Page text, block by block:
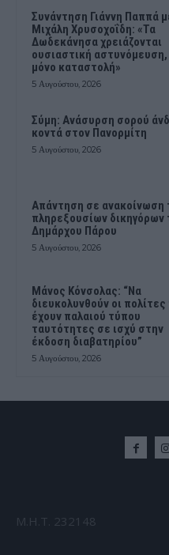
Συνάντηση Γιάννη Παππά
Μιχάλη Χρυσοχοΐδη: «Τα
Δωδεκάνησα χρειάζονται
ουσιαστική αστυνόμευση,
μόνο καταστολή»
5 Αυγούστου, 2026
Σύμη: Ανάσυρση σορού
κοντά στον Πανορμίτη
5 Αυγούστου, 2026
Απάντηση σε ανακοίνωση
πληρεξουσίων δικηγόρων
Δημάρχου Πάρου
5 Αυγούστου, 2026
Μάνος Κόνσολας: “Να
διευκολυνθούν οι
έχουν παλαιού τύπου
ταυτότητες σε ισχύ στην
έκδοση διαβατηρίου”
5 Αυγούστου, 2026
Μ.Η.Τ. 232148